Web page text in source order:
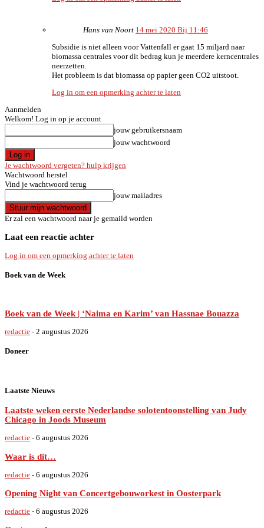
Hans van Noort 14 mei 2020 Bij 11:46
Subsidie is niet alleen voor Vattenfall er gaat 15 miljard naar
biomassa centrales voor dit bedrag kun je meerdere kerncentrales
neerzetten.
Het probleem is dat biomassa op papier geen CO2 uitstoot.
Log in om een opmerking achter te laten
Aanmelden
Welkom! Log in op je account
jouw gebruikersnaam
jouw wachtwoord
Je wachtwoord vergeten? hulp krijgen
Wachtwoord herstel
Vind je wachtwoord terug
jouw mailadres
Er zal een wachtwoord naar je gemaild worden
Laat een reactie achter
Log in om een opmerking achter te laten
Boek van de Week
Boek van de Week | ‘Naima en Karim’ van Hassnae Bouazza
redactie - 2 augustus 2026
Doneer
Laatste Nieuws
Laatste weken eerste Nederlandse solotentoonstelling van Judy
Chicago in Joods Museum
redactie - 6 augustus 2026
Waar is dit…
redactie - 6 augustus 2026
Opening Night van Concertgebouworkest in Oosterpark
redactie - 6 augustus 2026